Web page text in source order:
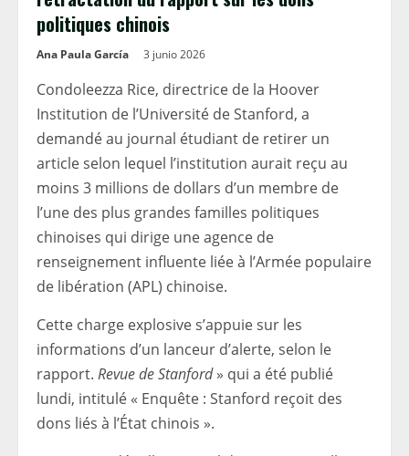
politiques chinois
Ana Paula García 3 junio 2026
Condoleezza Rice, directrice de la Hoover
Institution de l’Université de Stanford, a
demandé au journal étudiant de retirer un
article selon lequel l’institution aurait reçu au
moins 3 millions de dollars d’un membre de
l’une des plus grandes familles politiques
chinoises qui dirige une agence de
renseignement influente liée à l’Armée populaire
de libération (APL) chinoise.
Cette charge explosive s’appuie sur les
informations d’un lanceur d’alerte, selon le
rapport. Revue de Stanford» qui a été publié
lundi, intitulé « Enquête : Stanford reçoit des
dons liés à l’État chinois ».